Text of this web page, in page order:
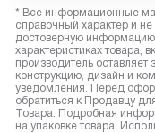
* Все информационные
справочный характер и
достоверную информацию
характеристиках
производитель
конструкцию, дизайн и
уведомления. Перед
обратиться к Продавцу
Товара. Подробная
на упаковке товара.